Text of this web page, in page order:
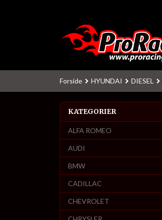
Forside HYUNDAI DIESEL
KATEGORIER
ALFA ROMEO
AUDI
BMW
CADILLAC
CHEVROLET